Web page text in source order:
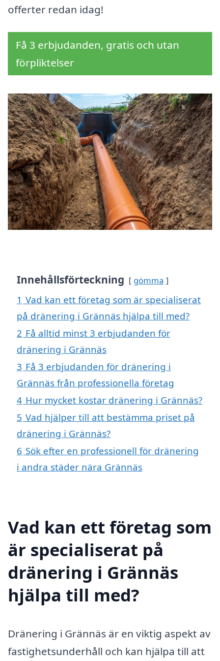
offerter redan idag!
Få 3 erbjudanden, gratis och utan
förpliktelser
Innehållsförteckning gömma
1 Vad kan ett företag som är specialiserat
på dränering i Grännäs hjälpa till med?
2 Få alltid minst 3 erbjudanden för
dränering i Grännäs
3 Få 3 erbjudanden för dränering i
Grännäs från professionella företag
4 Hur mycket kostar dränering i Grännäs?
5 Vad hjälper till att bestämma priset på
dränering i Grännäs?
6 Sök efter en professionell för dränering
i andra städer nära Grännäs
Vad kan ett företag som
är specialiserat på
dränering i Grännäs
hjälpa till med?
Dränering i Grännäs är en viktig aspekt av
fastighetsunderhåll och kan hjälpa till att